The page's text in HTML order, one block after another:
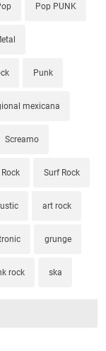
Pop PUNK
Punk
mexicana
Screamo
Surf Rock
art rock
grunge
rock ska